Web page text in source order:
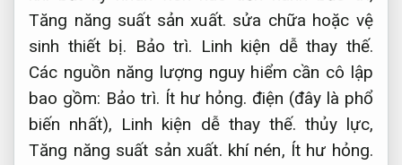
Tăng năng suất sản xuất. sửa chữa hoặc vệ
sinh thiết bị. Bảo trì. Linh kiện dễ thay thế.
Các nguồn năng lượng nguy hiểm cần cô lập
bao gồm: Bảo trì. Ít hư hỏng. điện (đây là phổ
biến nhất), Linh kiện dễ thay thế. thủy lực,
Tăng năng suất sản xuất. khí nén, Ít hư hỏng.